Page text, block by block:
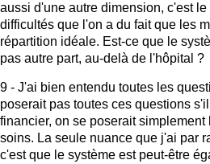
aussi d'une autre dimension, c'est
difficultés que l'on a du fait que les
répartition idéale. Est-ce que le
pas autre part, au-delà de l'hôpital ?
9 - J'ai bien entendu toutes les
poserait pas toutes ces questions
financier, on se poserait
soins. La seule nuance que j'ai par
c'est que le système est peut-être